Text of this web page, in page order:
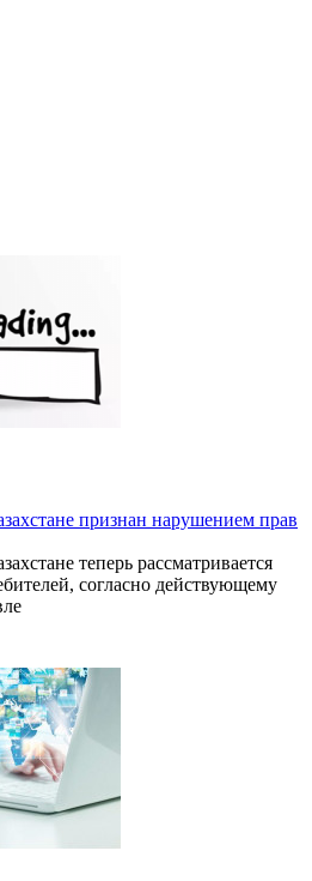
признан нарушением прав
теперь рассматривается
согласно действующему